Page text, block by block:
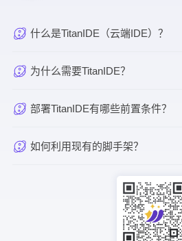
什么是TitanIDE（云端IDE）？
为什么需要TitanIDE？
部署TitanIDE有哪些前置条件？
如何利用现有的脚手架？